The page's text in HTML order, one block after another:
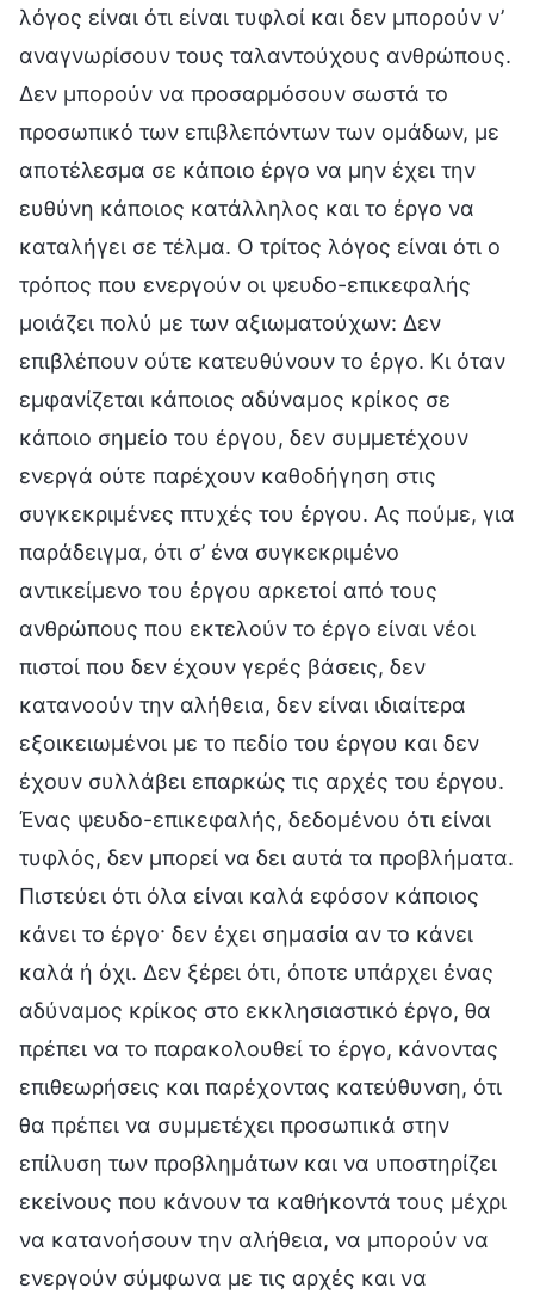
λόγος είναι ότι είναι τυφλοί και δεν μπορούν ν’
αναγνωρίσουν τους ταλαντούχους ανθρώπους.
Δεν μπορούν να προσαρμόσουν σωστά το
προσωπικό των επιβλεπόντων των ομάδων, με
αποτέλεσμα σε κάποιο έργο να μην έχει την
ευθύνη κάποιος κατάλληλος και το έργο να
καταλήγει σε τέλμα. Ο τρίτος λόγος είναι ότι ο
τρόπος που ενεργούν οι ψευδο-επικεφαλής
μοιάζει πολύ με των αξιωματούχων: Δεν
επιβλέπουν ούτε κατευθύνουν το έργο. Κι όταν
εμφανίζεται κάποιος αδύναμος κρίκος σε
κάποιο σημείο του έργου, δεν συμμετέχουν
ενεργά ούτε παρέχουν καθοδήγηση στις
συγκεκριμένες πτυχές του έργου. Ας πούμε, για
παράδειγμα, ότι σ’ ένα συγκεκριμένο
αντικείμενο του έργου αρκετοί από τους
ανθρώπους που εκτελούν το έργο είναι νέοι
πιστοί που δεν έχουν γερές βάσεις, δεν
κατανοούν την αλήθεια, δεν είναι ιδιαίτερα
εξοικειωμένοι με το πεδίο του έργου και δεν
έχουν συλλάβει επαρκώς τις αρχές του έργου.
Ένας ψευδο-επικεφαλής, δεδομένου ότι είναι
τυφλός, δεν μπορεί να δει αυτά τα προβλήματα.
Πιστεύει ότι όλα είναι καλά εφόσον κάποιος
κάνει το έργο· δεν έχει σημασία αν το κάνει
καλά ή όχι. Δεν ξέρει ότι, όποτε υπάρχει ένας
αδύναμος κρίκος στο εκκλησιαστικό έργο, θα
πρέπει να το παρακολουθεί το έργο, κάνοντας
επιθεωρήσεις και παρέχοντας κατεύθυνση, ότι
θα πρέπει να συμμετέχει προσωπικά στην
επίλυση των προβλημάτων και να υποστηρίζει
εκείνους που κάνουν τα καθήκοντά τους μέχρι
να κατανοήσουν την αλήθεια, να μπορούν να
ενεργούν σύμφωνα με τις αρχές και να